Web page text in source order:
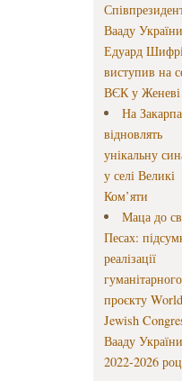
Вааду України
Едуард
виступив на
ВЄК у Женеві
На
відновлять
унікальну
у селі Великі
Ком’яти
Маца до
Песах:
реалізації
гуманітарного
проєкту World
Jewish
Вааду
2022-2026